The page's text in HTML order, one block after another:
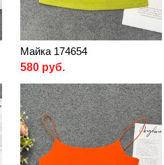
Майка 174654
580 руб.